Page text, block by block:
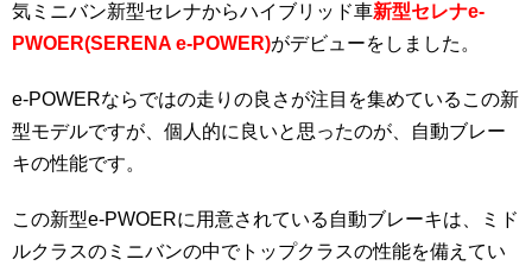
気ミニバン新型セレナからハイブリッド車新型セレナe-
PWOER(SERENA e-POWER)がデビューをしました。
e-POWERならではの走りの良さが注目を集めているこの新
型モデルですが、個人的に良いと思ったのが、自動ブレー
キの性能です。
この新型e-PWOERに用意されている自動ブレーキは、ミド
ルクラスのミニバンの中でトップクラスの性能を備えてい